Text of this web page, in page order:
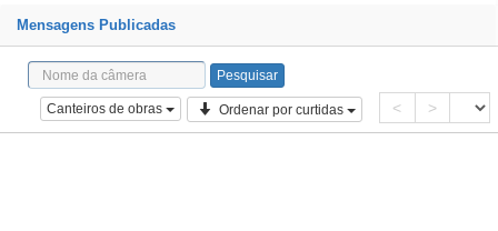
Mensagens Publicadas
Canteiros de obras Ordenar por curtidas < >